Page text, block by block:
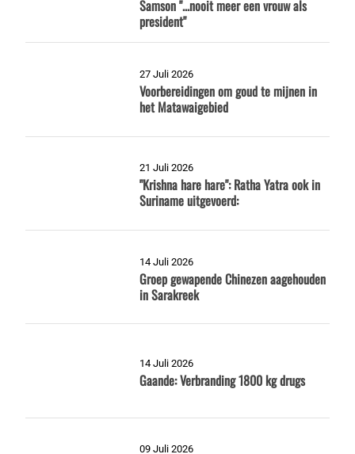
Samson "...nooit meer een vrouw als
president"
27 Juli 2026
Voorbereidingen om goud te mijnen in
het Matawaigebied
21 Juli 2026
"Krishna hare hare": Ratha Yatra ook in
Suriname uitgevoerd:
14 Juli 2026
Groep gewapende Chinezen aagehouden
in Sarakreek
14 Juli 2026
Gaande: Verbranding 1800 kg drugs
09 Juli 2026